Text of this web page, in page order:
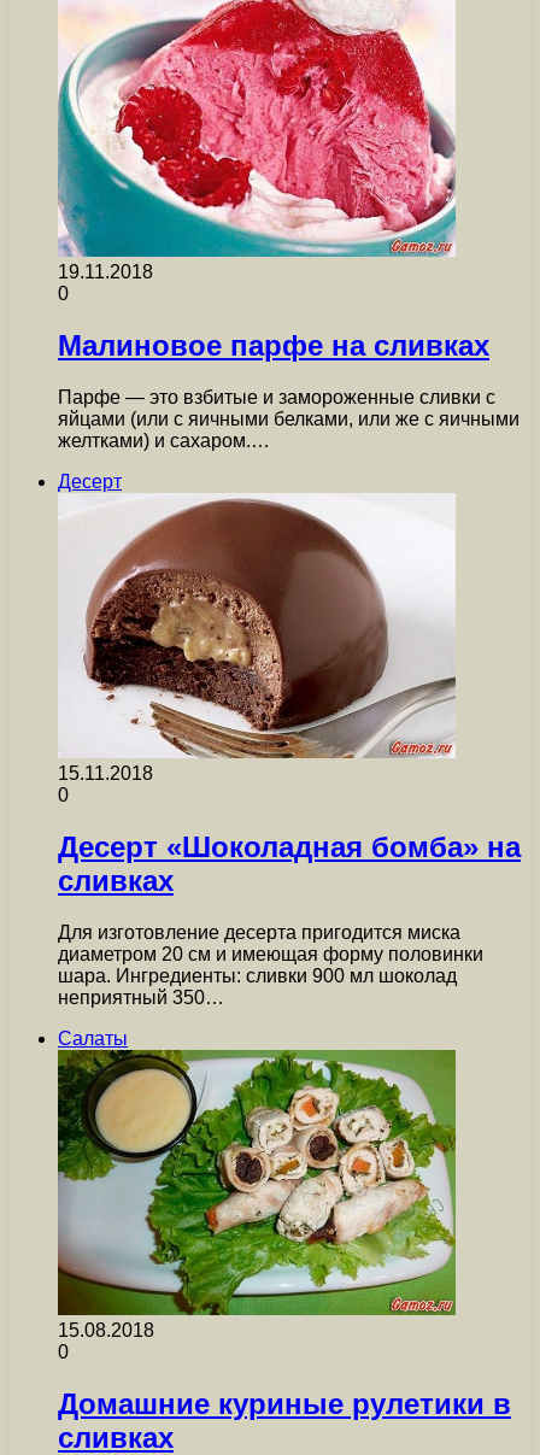
19.11.2018
0
Малиновое парфе на сливках
Парфе — это взбитые и замороженные сливки с
яйцами (или с яичными белками, или же с яичными
желтками) и сахаром.…
Десерт
15.11.2018
0
Десерт «Шоколадная бомба» на
сливках
Для изготовление десерта пригодится миска
диаметром 20 см и имеющая форму половинки
шара. Ингредиенты: сливки 900 мл шоколад
неприятный 350…
Салаты
15.08.2018
0
Домашние куриные рулетики в
сливках